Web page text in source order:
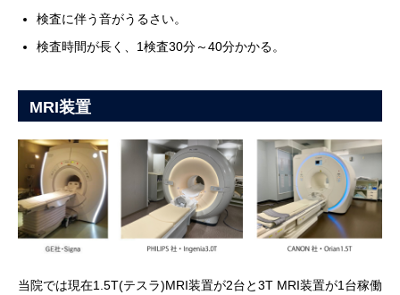
検査に伴う音がうるさい。
検査時間が長く、1検査30分～40分かかる。
MRI装置
当院では現在1.5T(テスラ)MRI装置が2台と3T MRI装置が1台稼働